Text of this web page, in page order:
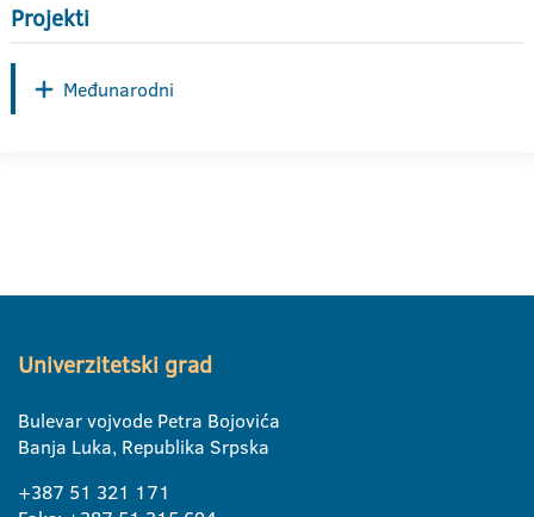
Projekti
Međunarodni
Univerzitetski grad
Bulevar vojvode Petra Bojovića
Banja Luka, Republika Srpska
+387 51 321 171